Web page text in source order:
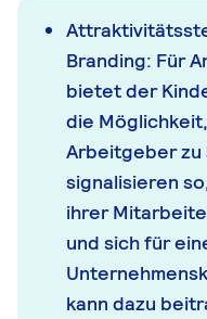
Branding: Für
bietet der
die
Arbeitgeber zu
signalisieren
ihrer
und sich für
kann dazu